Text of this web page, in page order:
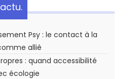
Psy : le contact à la
allié
: quand accessibilité
écologie